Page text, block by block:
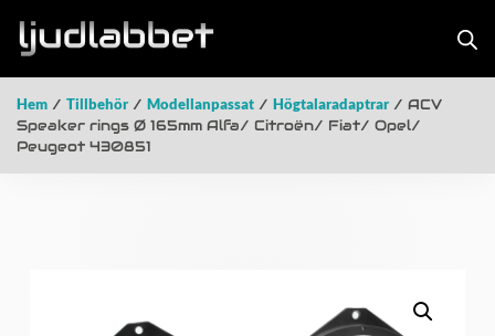
Hem / Tillbehör/ Modellanpassat / Högtalaradaptrar/ ACV
Speaker rings Ø 165mm Alfa/ Citroën/ Fiat/ Opel/
Peugeot 430851